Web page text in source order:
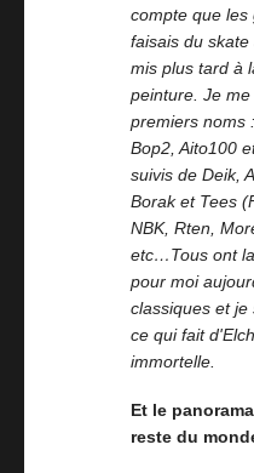
compte que les
faisais du
mis plus tard à
peinture. Je
premiers noms
Bop2, Aito100
suivis de Deik,
Borak et Tees
NBK, Rten,
etc…Tous ont
pour moi
classiques et
ce qui fait
immortelle.
Et le
reste du